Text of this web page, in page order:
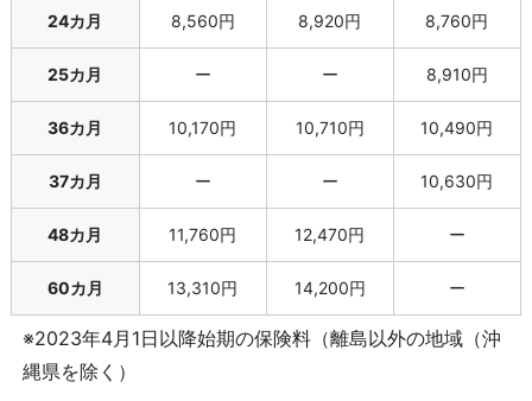
24カ月 8,560円 8,920円 8,760円
25カ月 ー ー 8,910円
36カ月 10,170円 10,710円 10,490円
37カ月 ー ー 10,630円
48カ月 11,760円 12,470円 ー
60カ月 13,310円 14,200円 ー
※2023年4月1日以降始期の保険料（離島以外の地域（沖
縄県を除く）